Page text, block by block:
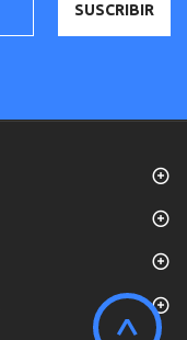
SUSCRIBIR